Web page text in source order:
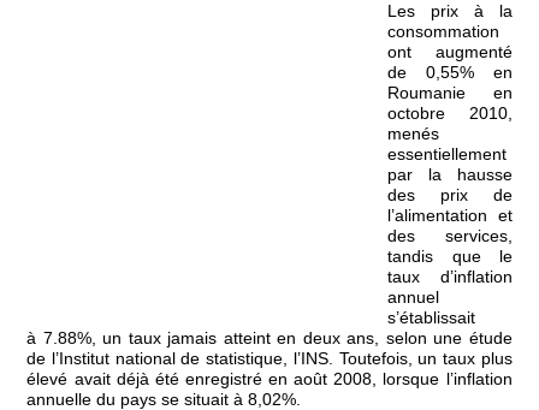
Les prix à la
consommation
ont augmenté
de 0,55% en
Roumanie en
octobre 2010,
menés
essentiellement
par la hausse
des prix de
l’alimentation et
des services,
tandis que le
taux d’inflation
annuel
s’établissait
à 7.88%, un taux jamais atteint en deux ans, selon une étude
de l’Institut national de statistique, l’INS. Toutefois, un taux plus
élevé avait déjà été enregistré en août 2008, lorsque l’inflation
annuelle du pays se situait à 8,02%.